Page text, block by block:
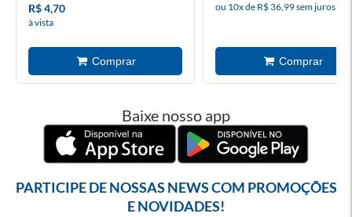
R$ 4,70
à vista
ou 10x de R$ 36,99 sem juros
Baixe nosso app
PARTICIPE DE NOSSAS NEWS COM PROMOÇÕES
E NOVIDADES!